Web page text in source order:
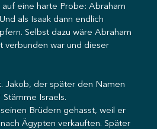
eine harte Probe: Abraham
als Isaak dann endlich
Selbst dazu wäre Abraham
verbunden war und dieser
Jakob, der später den Namen
Israels.
Brüdern gehasst, weil er
Ägypten verkauften. Später